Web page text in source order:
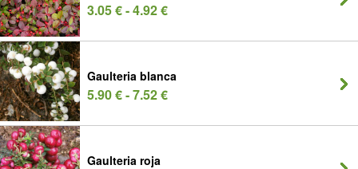
3.05 € - 4.92 €
Gaulteria blanca
5.90 € - 7.52 €
Gaulteria roja